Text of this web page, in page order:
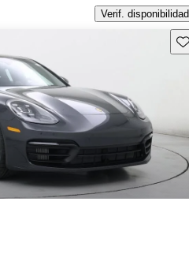
Verif. disponibilidad